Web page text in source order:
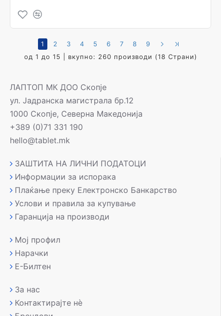
1 2 3 4 5 6 7 8
9
од 1 до 15 | вкупно: 260 производи (18 Страни)
ЛАПТОП МК ДОО Скопје
ул. Јадранска магистрала бр.12
1000 Скопје, Северна Македонија
+389 (0)71 331 190
hello@tablet.mk
ЗАШТИТА НА ЛИЧНИ ПОДАТОЦИ
Информации за испорака
Плаќање преку Електронско Банкарство
Услови и правила за купување
Гаранција на производи
Мој профил
Нарачки
Е-Билтен
За нас
Контактирајте нè